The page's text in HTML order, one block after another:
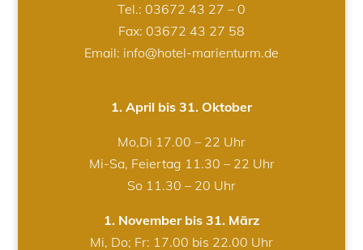
Tel.: 03672 43 27 – 0
Fax: 03672 43 27 58
Email: info@hotel-marienturm.de
1. April bis 31. Oktober
Mo,Di 17.00 – 22 Uhr
Mi-Sa, Feiertag 11.30 – 22 Uhr
So 11.30 – 20 Uhr
1. November bis 31. März
Mi, Do; Fr: 17.00 bis 22.00 Uhr